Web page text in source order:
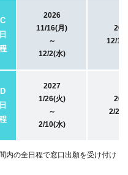
C
日
2026
11/16(月)
～
12/2(水)
12/
D
日
2027
1/26(火)
～
2/10(水)
2/20(
内の全日程で窓口出願を受け付け